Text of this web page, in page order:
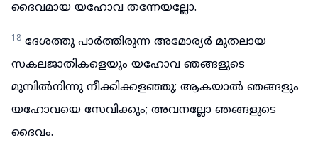
ദൈവമായ യഹോവ തന്നേയല്ലോ.
18 ദേശത്തു പാർത്തിരുന്ന അമോര്യർ മുതലായ
സകലജാതികളെയും യഹോവ ഞങ്ങളുടെ
മുമ്പിൽനിന്നു നീക്കിക്കളഞ്ഞു; ആകയാൽ ഞങ്ങളും
യഹോവയെ സേവിക്കും; അവനല്ലോ ഞങ്ങളുടെ
ദൈവം.